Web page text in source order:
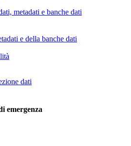
metadati e banche dati
e della banche dati
dati
emergenza